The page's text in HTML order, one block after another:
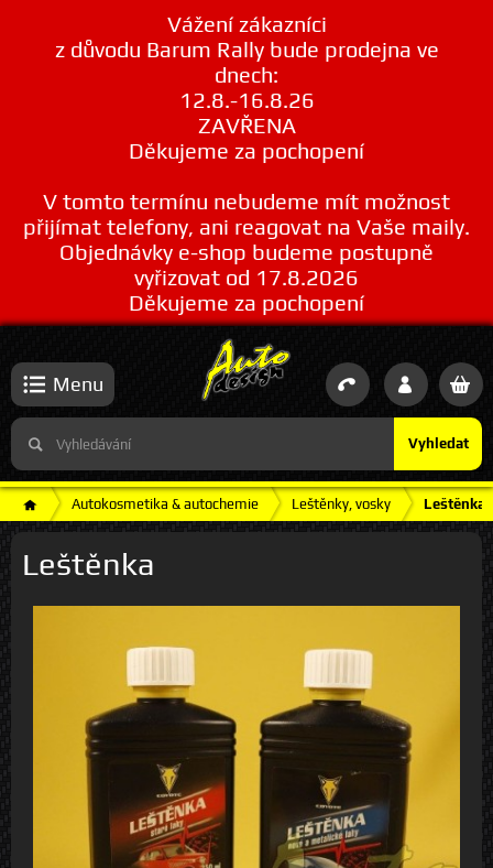
Vážení zákazníci
z důvodu Barum Rally bude prodejna ve
dnech:
12.8.-16.8.26
ZAVŘENA
Děkujeme za pochopení
V tomto termínu nebudeme mít možnost
přijímat telefony, ani reagovat na Vaše maily.
Objednávky e-shop budeme postupně
vyřizovat od 17.8.2026
Děkujeme za pochopení
Vyhledat
Menu
Autokosmetika & autochemie Leštěnky, vosky Leštěnka
Leštěnka